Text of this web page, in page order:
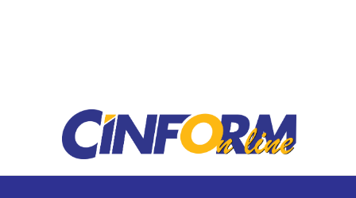
Classificados